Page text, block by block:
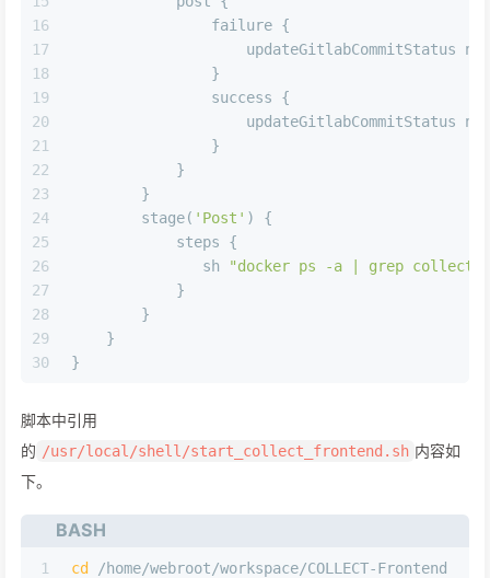
16
17
18
19
20
21
22
23
24
25
26
27
28
29
30
                failure {
                    updateGitlabCommitStatus
                }
                success {
                    updateGitlabCommitStatus
                }
            }
        }
        stage(
'Post' ) {
            steps {
               sh
"docker ps -a | grep collect-
            }
        }
    }
}
脚本中引用
的 /usr/local/shell/start_collect_frontend.sh 内容如
下。
BASH
1
cd
/home/webroot/workspace/COLLECT-Frontend